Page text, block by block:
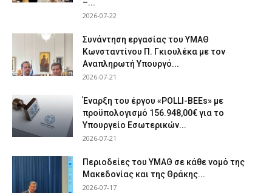
–...
2026-07-22
Συνάντηση εργασίας του ΥΜΑΘ
Κωνσταντίνου Π. Γκιουλέκα με τον
Αναπληρωτή Υπουργό...
2026-07-21
Έναρξη του έργου «POLLI-BEEs» με
προϋπολογισμό 156.948,00€ για το
Υπουργείο Εσωτερικών...
2026-07-21
Περιοδείες του ΥΜΑΘ σε κάθε νομό της
Μακεδονίας και της Θράκης...
2026-07-17